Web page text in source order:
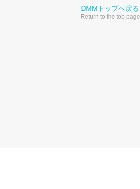
DMMトップへ戻る
Return to the top page